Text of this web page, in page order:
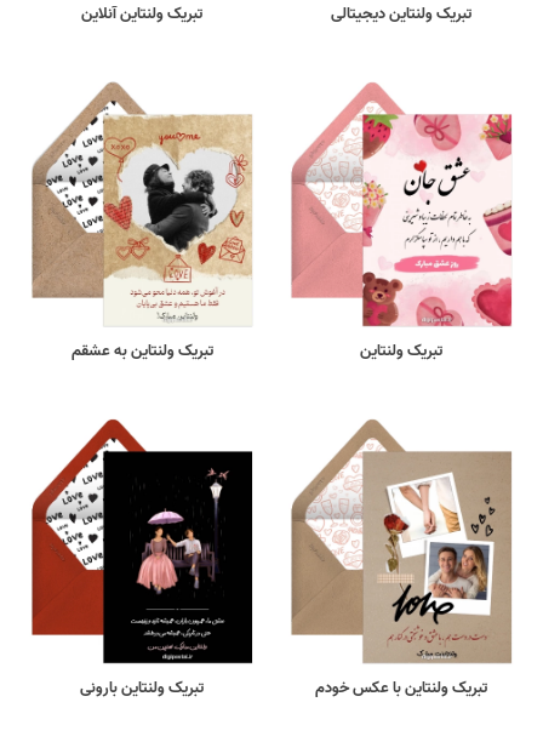
تبریک ولنتاین دیجیتالی تبریک ولنتاین آنلاین
تبریک ولنتاین تبریک ولنتاین به عشقم
تبریک ولنتاین با عکس خودم تبریک ولنتاین بارونی